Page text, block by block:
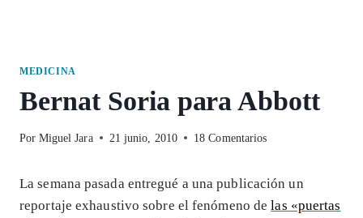
MEDICINA
Bernat Soria para Abbott
Por Miguel Jara 21 junio, 2010 18 Comentarios
La semana pasada entregué a una publicación un
reportaje exhaustivo sobre el fenómeno delas «puertas